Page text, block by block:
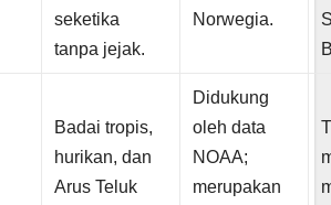
seketika
tanpa jejak.
Norwegia.
Badai tropis,
hurikan, dan
Arus Teluk
Didukung
oleh data
NOAA;
merupakan